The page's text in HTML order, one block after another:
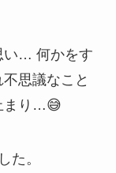
い… 何かをす
思議なこと
まり…😅
た。